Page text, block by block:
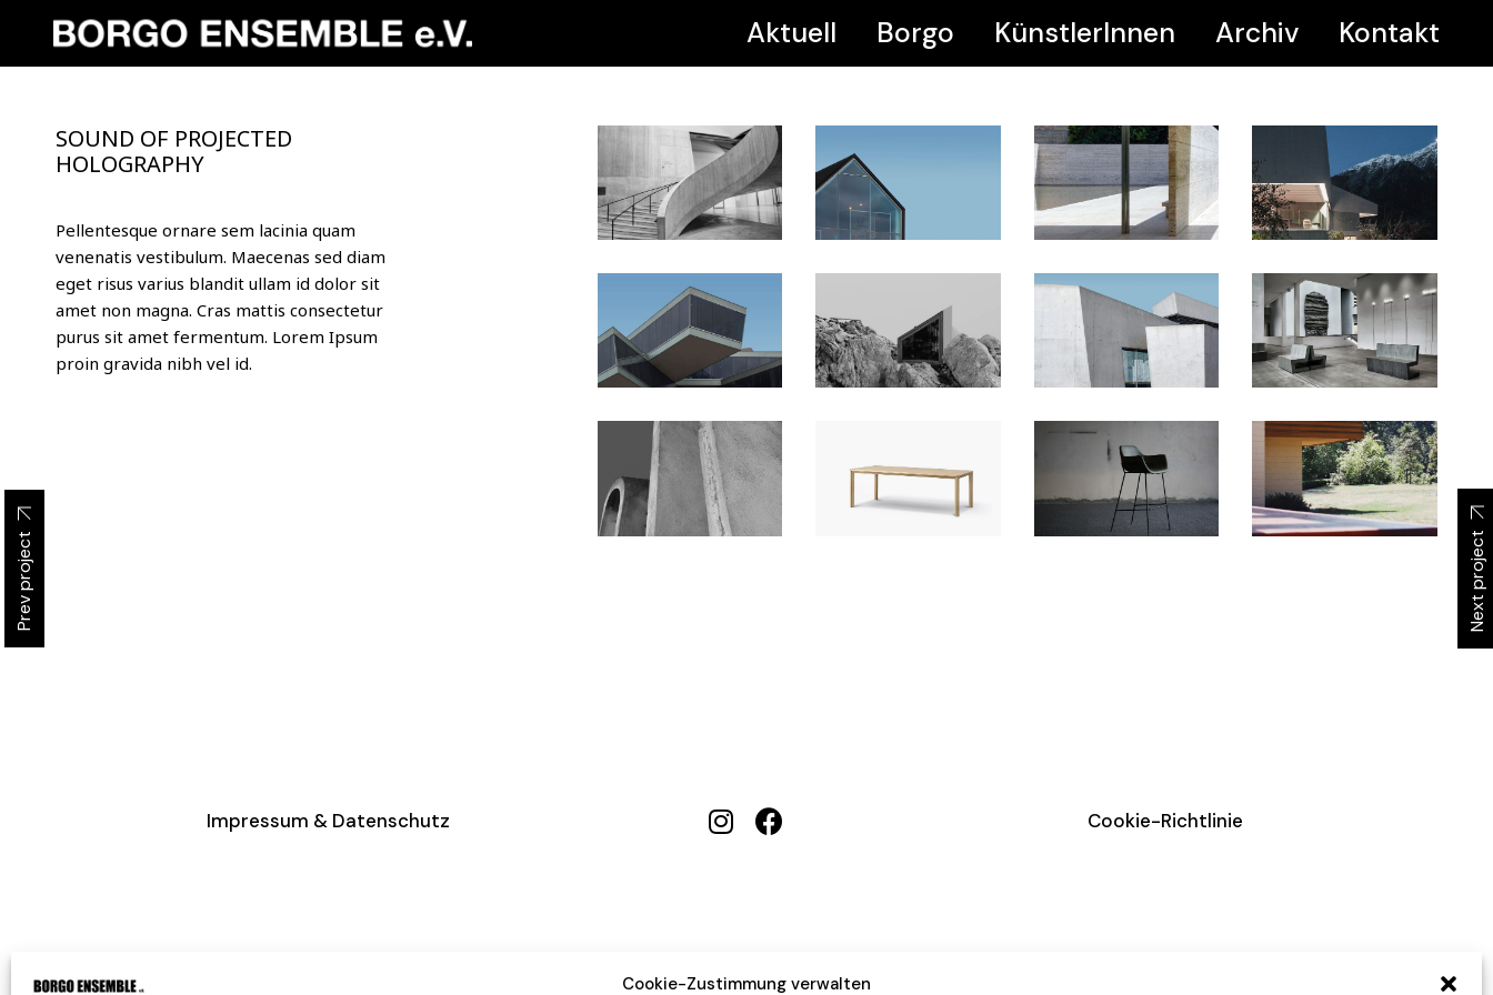
Cookie-Zustimmung verwalten
Aktuell Borgo KünstlerInnen Archiv Kontakt
SOUND OF PROJECTED
HOLOGRAPHY
Pellentesque ornare sem lacinia quam
venenatis vestibulum. Maecenas sed diam
eget risus varius blandit ullam id dolor sit
amet non magna. Cras mattis consectetur
purus sit amet fermentum. Lorem Ipsum
proin gravida nibh vel id.
Prev project Next project
Impressum & Datenschutz Cookie-Richtlinie